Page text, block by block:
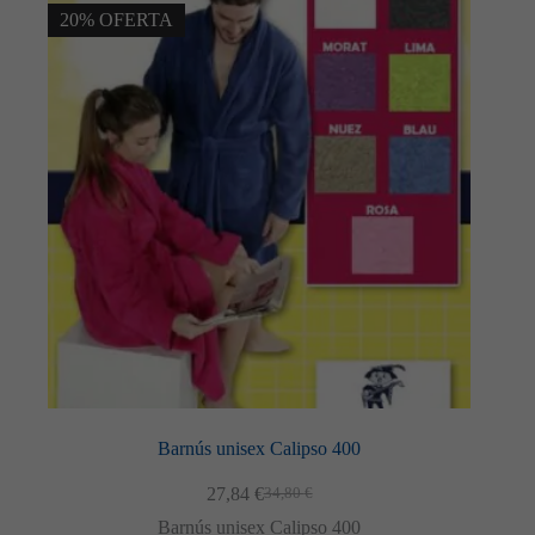
20% OFERTA
Barnús unisex Calipso 400
34,80€
El
preu
27,84 €El
preu
Barnús unisex Calipso 400